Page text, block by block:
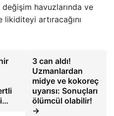
havuzlarında ve
artıracağını
3 can aldı!
Uzmanlardan
midye ve kokoreç
uyarısı: Sonuçları
ölümcül olabilir!
→